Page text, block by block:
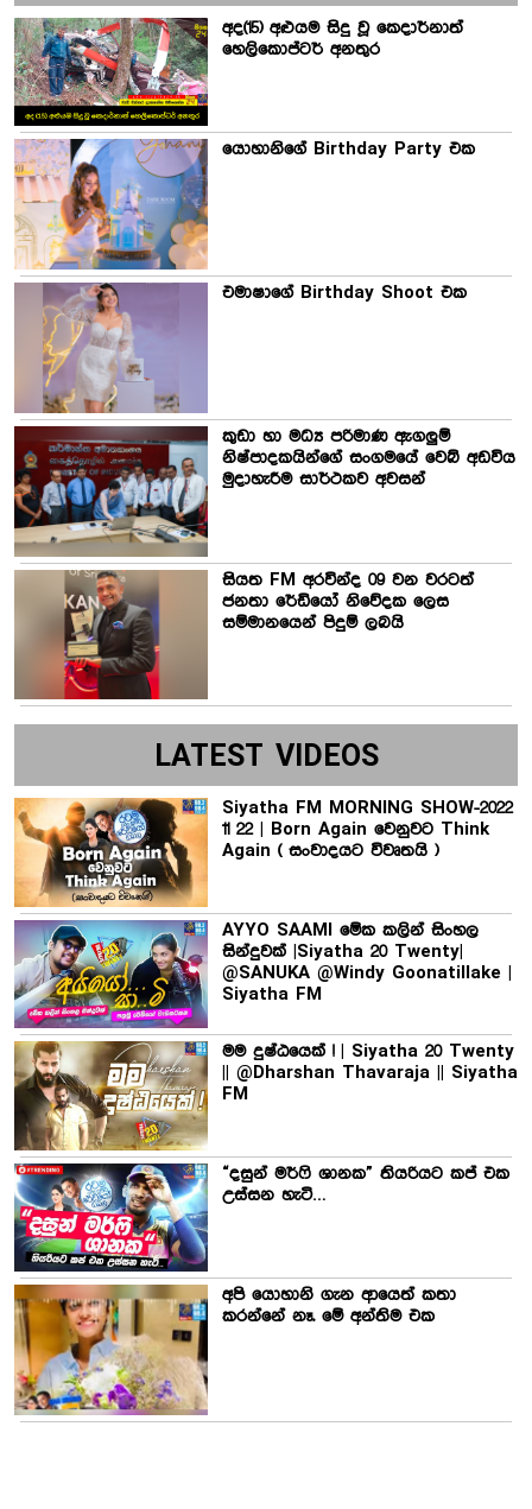
අද(15) අළුයම සිදු වූ කෙදාර්නාත්
හෙලිකොප්ටර් අනතුර
යොහානිගේ Birthday Party එක
එමාෂාගේ Birthday Shoot එක
කුඩා හා මධ්‍ය පරිමාණ ඇගලුම්
නිෂ්පාදකයින්ගේ සංගමයේ වෙබ් අඩවිය
මුදාහැරීම සාර්ථකව අවසන්
සියත FM අරවින්ද 09 වන වරටත්
ජනතා රේඩියෝ නිවේදක ලෙස
සම්මානයෙන් පිදුම් ලබයි
LATEST VIDEOS
Siyatha FM MORNING SHOW-2022
11 22 | Born Again වෙනුවට Think
Again ( සංවාදයට විවෘතයි )
AYYO SAAMI මේක කලින් සිංහල
සින්දුවක් |Siyatha 20 Twenty|
@SANUKA @Windy Goonatillake |
Siyatha FM
මම දුෂ්ඨයෙක් ! | Siyatha 20 Twenty
|| @Dharshan Thavaraja || Siyatha
FM
“දසුන් මර්ෆි ශානක” තියරියට කප් එක
උස්සන හැටි…
අපි යොහානි ගැන ආයෙත් කතා
කරන්නේ නෑ. මේ අන්තිම එක